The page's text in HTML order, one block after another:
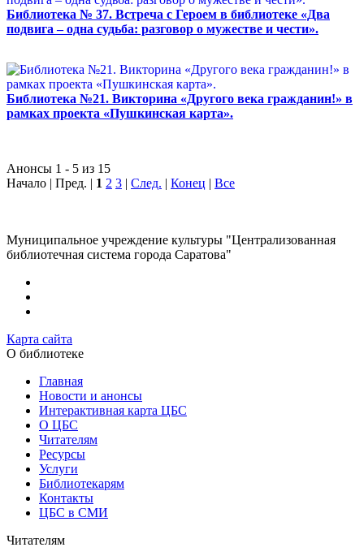
Библиотека № 37. Встреча с Героем в библиотеке «Два
подвига – одна судьба: разговор о мужестве и чести».
Библиотека №21. Викторина «Другого века гражданин!» в
рамках проекта «Пушкинская карта».
Анонсы 1 - 5 из 15
Начало | Пред. | 1 2 3 | След. | Конец | Все
Муниципальное учреждение культуры "Централизованная
библиотечная система города Саратова"
Карта сайта
О библиотеке
Главная
Новости и анонсы
Интерактивная карта ЦБС
О ЦБС
Читателям
Ресурсы
Услуги
Библиотекарям
Контакты
ЦБС в СМИ
Читателям